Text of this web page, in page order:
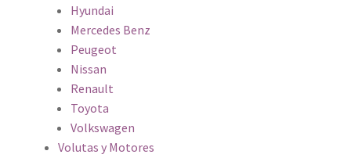
Hyundai
Mercedes Benz
Peugeot
Nissan
Renault
Toyota
Volkswagen
Volutas y Motores